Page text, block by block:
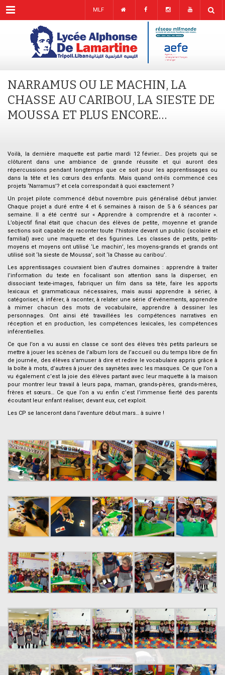
Menu MLF
NARRAMUS OU LE MACHIN, LA
CHASSE AU CARIBOU, LA SIESTE DE
MOUSSA ET PLUS ENCORE…
Voilà, la dernière maquette est partie mardi 12 février… Des projets qui se
clôturent dans une ambiance de grande réussite et qui auront des
répercussions pendant longtemps que ce soit pour les apprentissages ou
dans la tête et les cœurs des enfants. Mais quand ont-ils commencé ces
projets ‘Narramus’? et cela correspondait à quoi exactement ?
Un projet pilote commencé début novembre puis généralisé début janvier.
Chaque projet a duré entre 4 et 6 semaines à raison de 5 à 6 séances par
semaine. Il a été centré sur « Apprendre à comprendre et à raconter ».
L’objectif final était que chacun des élèves de petite, moyenne et grande
sections soit capable de raconter toute l’histoire devant un public (scolaire et
familial) avec une maquette et des figurines. Les classes de petits, petits-
moyens et moyens ont utilisé ‘Le machin’, les moyens-grands et grands ont
utilisé soit ‘la sieste de Moussa’, soit ‘la Chasse au caribou’.
Les apprentissages couvraient bien d’autres domaines : apprendre à traiter
l’information du texte en focalisant son attention sans la disperser, en
dissociant texte-images, fabriquer un film dans sa tête, faire les apports
lexicaux et grammaticaux nécessaires, mais aussi apprendre à sérier, à
catégoriser, à inférer, à raconter, à relater une série d’événements, apprendre
à mimer chacun des mots de vocabulaire, apprendre à dessiner les
personnages. Ont ainsi été travaillées les compétences narratives en
réception et en production, les compétences lexicales, les compétences
inférentielles.
Ce que l’on a vu aussi en classe ce sont des élèves très petits parleurs se
mettre à jouer les scènes de l’album lors de l’accueil ou du temps libre de fin
de journée, des élèves s’amuser à dire et redire le vocabulaire appris grâce à
la boîte à mots, d’autres à jouer des saynètes avec les masques. Ce que l’on a
vu également c’est la joie des élèves partant avec leur maquette à la maison
pour montrer leur travail à leurs papa, maman, grands-pères, grands-mères,
frères et sœurs… Ce que l’on a vu enfin c’est l’immense fierté des parents
écoutant leur enfant réaliser, devant eux, cet exploit.
Les CP se lanceront dans l’aventure début mars… à suivre !